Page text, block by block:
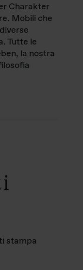
Charakter
Mobili che
Tutte le
la nostra
stampa